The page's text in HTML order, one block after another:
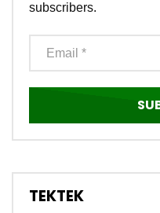
subscribers.
TEKTEK